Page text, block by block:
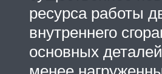
ресурса работы
внутреннего
основных